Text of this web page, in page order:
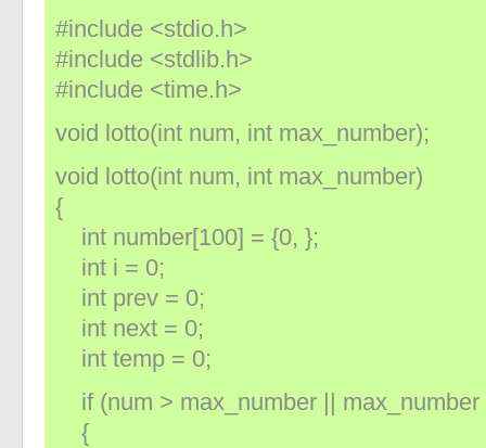
#include <stdio.h>
#include <stdlib.h>
#include <time.h>
void lotto(int num, int max_number);
void lotto(int num, int max_number)
{
int number[100] = {0, };
int i = 0;
int prev = 0;
int next = 0;
int temp = 0;
if (num > max_number ||
{
«